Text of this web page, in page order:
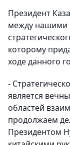
Президент
между нашими
которому
ходе данного
⁃
является
областей
продолжаем
Президентом